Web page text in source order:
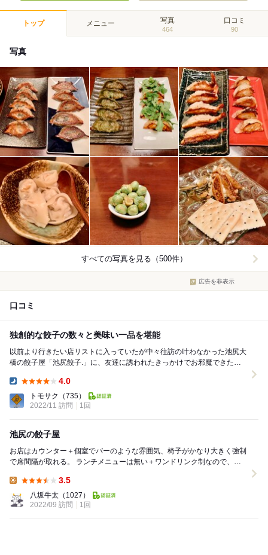
トップ メニュー 写真
464
口コミ
90
写真
すべての写真を見る（500件）
広告を非表示
口コミ
独創的な餃子の数々と美味い一品を堪能
以前より行きたい店リストに入っていたが中々往訪の叶わなかった池尻大
橋の餃子屋「池尻餃子.」に、友達に誘われたきっかけでお邪魔できた。
4.0
トモサク
（735）
2022/11 訪問
1回
池尻の餃子屋
お店はカウンター＋個室でバーのような雰囲気、椅子がかなり大きく強制
で席間隔が取れる。 ランチメニューは無い＋ワンドリンク制なので、実
3.5
八坂牛太 （1027）
2022/09 訪問
1回